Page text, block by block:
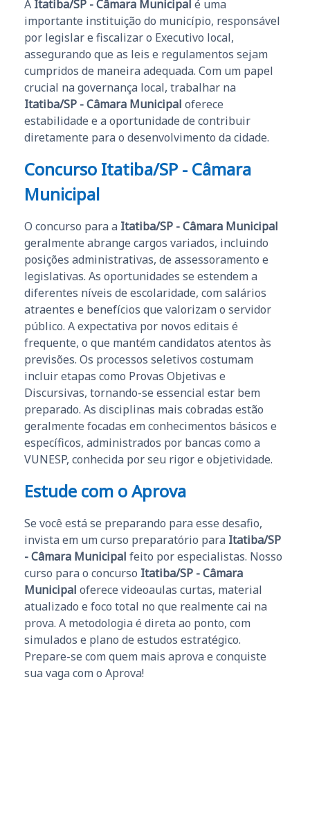
A Itatiba/SP - Câmara Municipal é uma
importante instituição do município, responsável
por legislar e fiscalizar o Executivo local,
assegurando que as leis e regulamentos sejam
cumpridos de maneira adequada. Com um papel
crucial na governança local, trabalhar na
Itatiba/SP - Câmara Municipal oferece
estabilidade e a oportunidade de contribuir
diretamente para o desenvolvimento da cidade.
Concurso Itatiba/SP - Câmara
Municipal
O concurso para a Itatiba/SP - Câmara Municipal
geralmente abrange cargos variados, incluindo
posições administrativas, de assessoramento e
legislativas. As oportunidades se estendem a
diferentes níveis de escolaridade, com salários
atraentes e benefícios que valorizam o servidor
público. A expectativa por novos editais é
frequente, o que mantém candidatos atentos às
previsões. Os processos seletivos costumam
incluir etapas como Provas Objetivas e
Discursivas, tornando-se essencial estar bem
preparado. As disciplinas mais cobradas estão
geralmente focadas em conhecimentos básicos e
específicos, administrados por bancas como a
VUNESP, conhecida por seu rigor e objetividade.
Estude com o Aprova
Se você está se preparando para esse desafio,
invista em um curso preparatório para Itatiba/SP
- Câmara Municipal feito por especialistas. Nosso
curso para o concurso Itatiba/SP - Câmara
Municipal oferece videoaulas curtas, material
atualizado e foco total no que realmente cai na
prova. A metodologia é direta ao ponto, com
simulados e plano de estudos estratégico.
Prepare-se com quem mais aprova e conquiste
sua vaga com o Aprova!